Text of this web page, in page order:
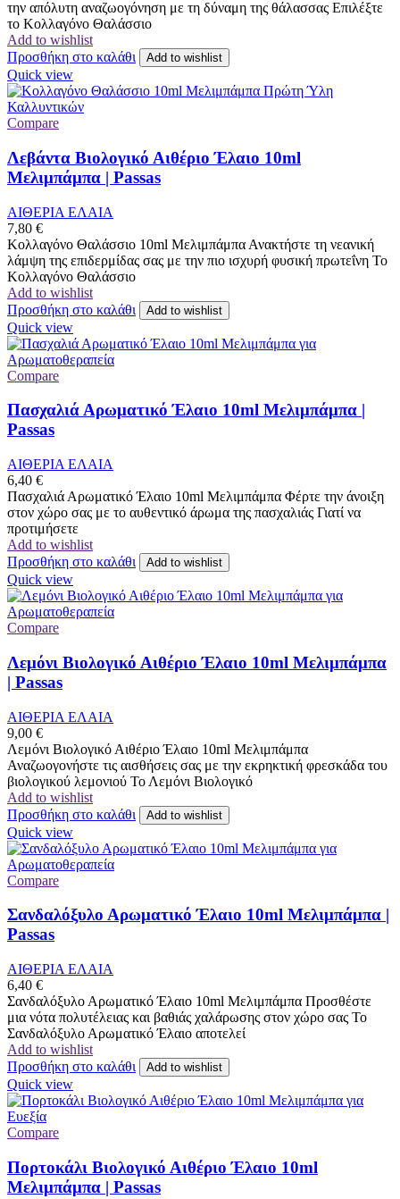
την απόλυτη αναζωογόνηση με τη δύναμη της θάλασσας Επιλέξτε
το Κολλαγόνο Θαλάσσιο
Add to wishlist
Προσθήκη στο καλάθι
Add to wishlist
Quick view
Compare
Λεβάντα Βιολογικό Αιθέριο Έλαιο 10ml
Μελιμπάμπα | Passas
ΑΙΘΕΡΙΑ ΕΛΑΙΑ
7,80 €
Κολλαγόνο Θαλάσσιο 10ml Μελιμπάμπα Ανακτήστε τη νεανική
λάμψη της επιδερμίδας σας με την πιο ισχυρή φυσική πρωτεΐνη Το
Κολλαγόνο Θαλάσσιο
Add to wishlist
Προσθήκη στο καλάθι
Add to wishlist
Quick view
Compare
Πασχαλιά Αρωματικό Έλαιο 10ml Μελιμπάμπα |
Passas
ΑΙΘΕΡΙΑ ΕΛΑΙΑ
6,40 €
Πασχαλιά Αρωματικό Έλαιο 10ml Μελιμπάμπα Φέρτε την άνοιξη
στον χώρο σας με το αυθεντικό άρωμα της πασχαλιάς Γιατί να
προτιμήσετε
Add to wishlist
Προσθήκη στο καλάθι
Add to wishlist
Quick view
Compare
Λεμόνι Βιολογικό Αιθέριο Έλαιο 10ml Μελιμπάμπα
| Passas
ΑΙΘΕΡΙΑ ΕΛΑΙΑ
9,00 €
Λεμόνι Βιολογικό Αιθέριο Έλαιο 10ml Μελιμπάμπα
Αναζωογονήστε τις αισθήσεις σας με την εκρηκτική φρεσκάδα του
βιολογικού λεμονιού Το Λεμόνι Βιολογικό
Add to wishlist
Προσθήκη στο καλάθι
Add to wishlist
Quick view
Compare
Σανδαλόξυλο Αρωματικό Έλαιο 10ml Μελιμπάμπα |
Passas
ΑΙΘΕΡΙΑ ΕΛΑΙΑ
6,40 €
Σανδαλόξυλο Αρωματικό Έλαιο 10ml Μελιμπάμπα Προσθέστε
μια νότα πολυτέλειας και βαθιάς χαλάρωσης στον χώρο σας Το
Σανδαλόξυλο Αρωματικό Έλαιο αποτελεί
Add to wishlist
Προσθήκη στο καλάθι
Add to wishlist
Quick view
Compare
Πορτοκάλι Βιολογικό Αιθέριο Έλαιο 10ml
Μελιμπάμπα | Passas